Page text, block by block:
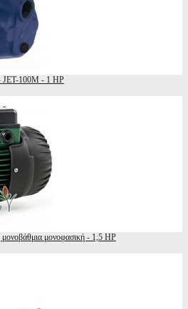
- JET-100M - 1 HP
μονοβάθμια μονοφασική - 1,5 HP